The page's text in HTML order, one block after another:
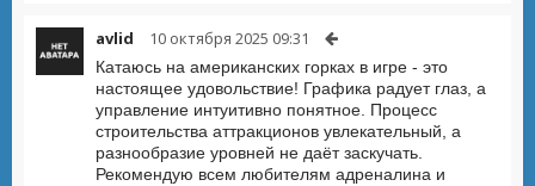
avlid 10 октября 2025 09:31
Катаюсь на американских горках в игре - это
настоящее удовольствие! Графика радует глаз, а
управление интуитивно понятное. Процесс
строительства аттракционов увлекательный, а
разнообразие уровней не даёт заскучать.
Рекомендую всем любителям адреналина и